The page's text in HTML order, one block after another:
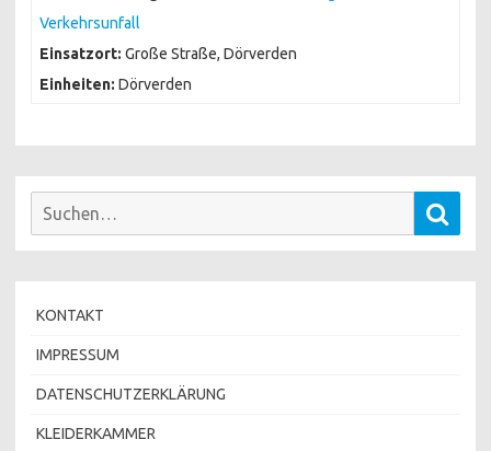
Verkehrsunfall
Einsatzort: Große Straße, Dörverden
Einheiten: Dörverden
Suchen
KONTAKT
IMPRESSUM
DATENSCHUTZERKLÄRUNG
KLEIDERKAMMER